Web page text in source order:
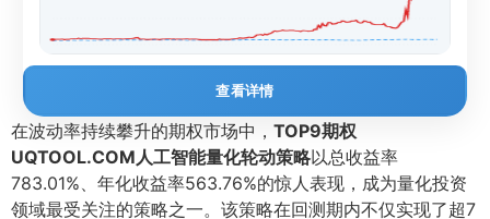
查看详情
在波动率持续攀升的期权市场中， TOP9期权
UQTOOL.COM人工智能量化轮动策略以总收益率
783.01%、年化收益率563.76%的惊人表现，成为量化投资
领域最受关注的策略之一。该策略在回测期内不仅实现了超7